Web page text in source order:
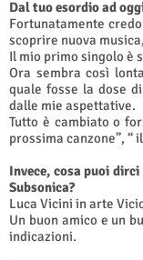
Dal tuo esordio ad
Fortunatamente
scoprire nuova
Il mio primo singolo è
Ora sembra così
quale fosse la dose
dalle mie aspettative.
Tutto è cambiato o
prossima canzone”, “
Invece, cosa puoi
Subsonica?
Luca Vicini in arte
Un buon amico e un
indicazioni.